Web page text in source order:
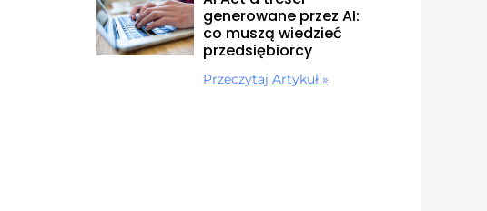
generowane przez AI:
co muszą wiedzieć
przedsiębiorcy
Przeczytaj Artykuł »